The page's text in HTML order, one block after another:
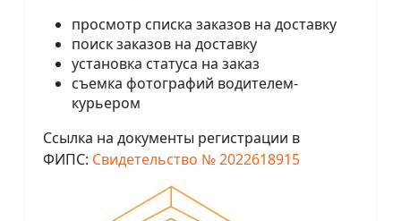
просмотр списка заказов на доставку
поиск заказов на доставку
установка статуса на заказ
съемка фотографий водителем-
курьером
Ссылка на документы регистрации в
ФИПС: Свидетельство № 2022618915